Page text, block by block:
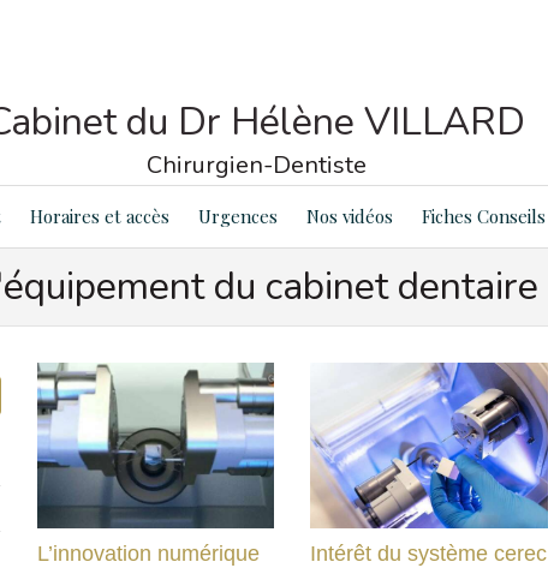
du Dr Hélène VILLARD
Chirurgien-Dentiste
Horaires et accès Urgences Nos vidéos Fiches Conseils
du cabinet dentaire
L’innovation numérique
Intérêt du système cerec
Count